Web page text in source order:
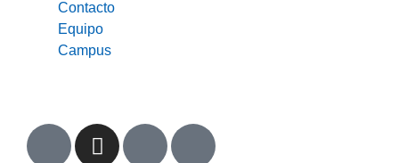
Contacto
Equipo
Campus